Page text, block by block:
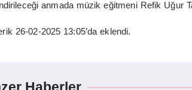
anmada müzik eğitmeni Refik Uğur
26-02-2025 13:05’da eklendi.